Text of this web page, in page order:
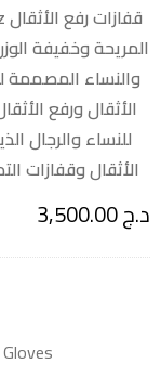
المريحة وخفيفة
والنساء المصممة
الأثقال ورفع
للنساء والرجال
الأثقال وقفازات
د.ج